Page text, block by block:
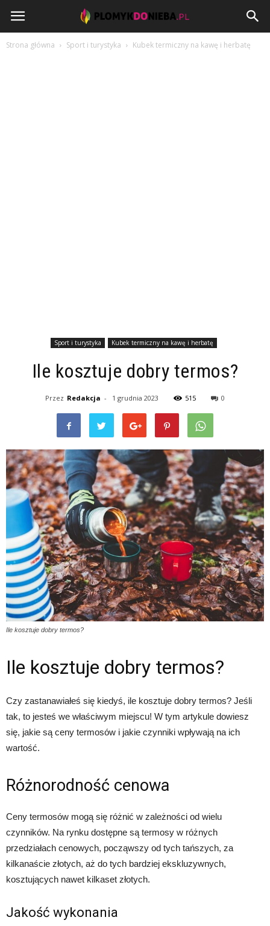
PlomykDoNieba.pl
Strona główna Sport i turystyka Kubek termiczny na kawę i herbatę
Sport i turystyka Kubek termiczny na kawę i herbatę
Ile kosztuje dobry termos?
Przez Redakcja - 1 grudnia 2023 515 0
Ile kosztuje dobry termos?
Ile kosztuje dobry termos?
Czy zastanawiałeś się kiedyś, ile kosztuje dobry termos? Jeśli
tak, to jesteś we właściwym miejscu! W tym artykule dowiesz
się, jakie są ceny termosów i jakie czynniki wpływają na ich
wartość.
Różnorodność cenowa
Ceny termosów mogą się różnić w zależności od wielu
czynników. Na rynku dostępne są termosy w różnych
przedziałach cenowych, począwszy od tych tańszych, za
kilkanaście złotych, aż do tych bardziej ekskluzywnych,
kosztujących nawet kilkaset złotych.
Jakość wykonania